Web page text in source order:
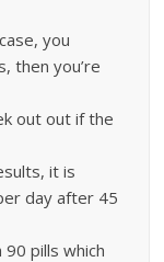
you
then you’re
out out if the
it is
day after 45
pills which